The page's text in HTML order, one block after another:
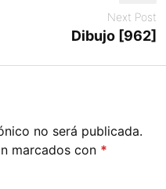
Next Post
Dibujo [962]
no será publicada.
marcados con *